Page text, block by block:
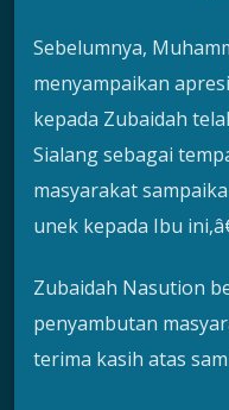
Sebelumnya,
menyampaikan
kepada Zubaidah
Sialang sebagai
masyarakat
unek kepada Ibu
Zubaidah Nasution
penyambutan
terima kasih atas